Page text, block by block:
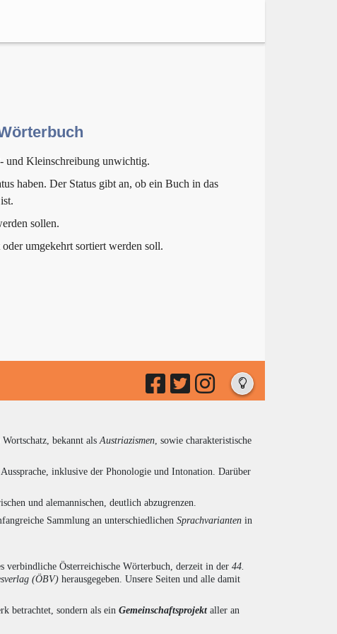
und Kleinschreibung unwichtig.
haben. Der Status gibt an, ob ein Buch in das
sollen.
umgekehrt sortiert werden soll.
bekannt als Austriazismen , sowie charakteristische
inklusive der Phonologie und Intonation. Darüber
und alemannischen, deutlich abzugrenzen.
Sammlung an unterschiedlichen Sprachvarianten in
Österreichische Wörterbuch, derzeit in der 44.
(ÖBV) herausgegeben. Unsere Seiten und alle damit
betrachtet, sondern als ein Gemeinschaftsprojektaller an